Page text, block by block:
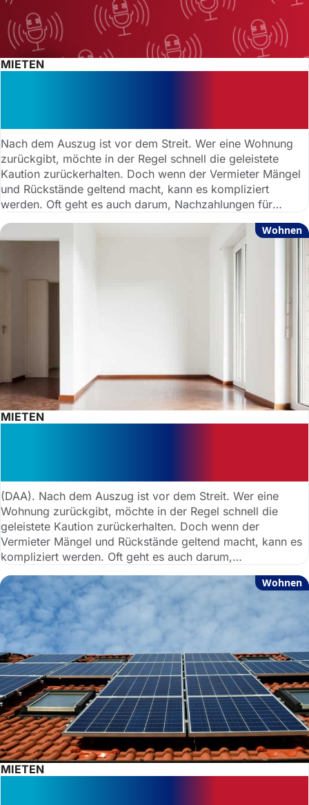
MIETEN
Nach dem Auszug ist vor dem Streit. Wer eine Wohnung
zurückgibt, möchte in der Regel schnell die geleistete
Kaution zurückerhalten. Doch wenn der Vermieter Mängel
und Rückstände geltend macht, kann es kompliziert
werden. Oft geht es auch darum, Nachzahlungen für
Nebenkosten abzusichern.
Wohnen
MIETEN
(DAA). Nach dem Auszug ist vor dem Streit. Wer eine
Wohnung zurückgibt, möchte in der Regel schnell die
geleistete Kaution zurückerhalten. Doch wenn der
Vermieter Mängel und Rückstände geltend macht, kann es
kompliziert werden. Oft geht es auch darum,
Nachzahlungen für Nebenkosten abzusichern.
Wohnen
MIETEN